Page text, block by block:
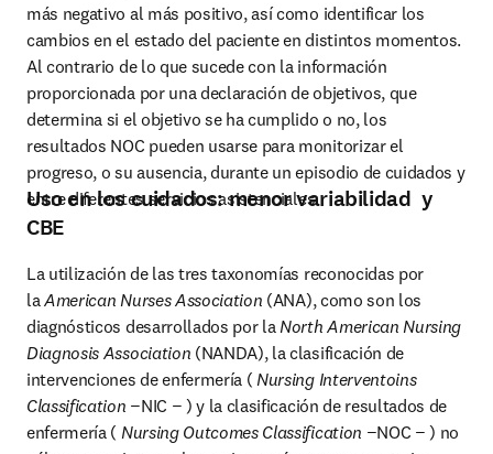
más negativo al más positivo, así como identificar los
cambios en el estado del paciente en distintos momentos.
Al contrario de lo que sucede con la información
proporcionada por una declaración de objetivos, que
determina si el objetivo se ha cumplido o no, los
resultados NOC pueden usarse para monitorizar el
progreso, o su ausencia, durante un episodio de cuidados y
entre diferentes servicios asistenciales.
Uso en los cuidados: menor variabilidad y
CBE
La utilización de las tres taxonomías reconocidas por
la American Nurses Association (ANA), como son los
diagnósticos desarrollados por la North American Nursing
Diagnosis Association (NANDA), la clasificación de
intervenciones de enfermería ( Nursing Interventoins
Classification −NIC − ) y la clasificación de resultados de
enfermería ( Nursing Outcomes Classification −NOC − ) no